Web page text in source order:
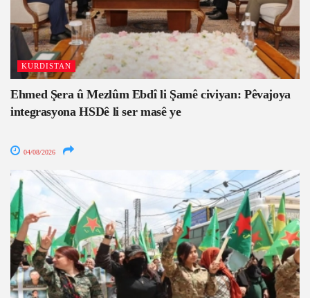
KURDISTAN
Ehmed Şera û Mezlûm Ebdî li Şamê civiyan: Pêvajoya
integrasyona HSDê li ser masê ye
04/08/2026